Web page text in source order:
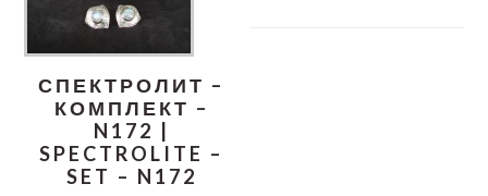
СПЕКТРОЛИТ –
КОМПЛЕКТ –
N172 |
SPECTROLITE –
SET – N172